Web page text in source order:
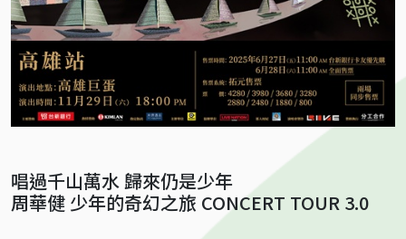
唱過千山萬水 歸來仍是少年
周華健 少年的奇幻之旅 CONCERT TOUR 3.0